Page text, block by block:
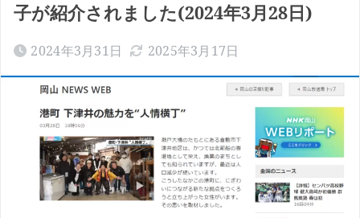
子が紹介されました(2024年3月28日)
2024年3月31日 2025年3月17日